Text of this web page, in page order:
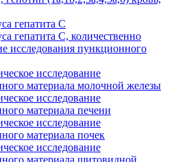
гепатита C
гепатита C, количественно
исследования пункционного
исследование
материала молочной железы
исследование
материала печени
исследование
материала почек
исследование
материала щитовидной